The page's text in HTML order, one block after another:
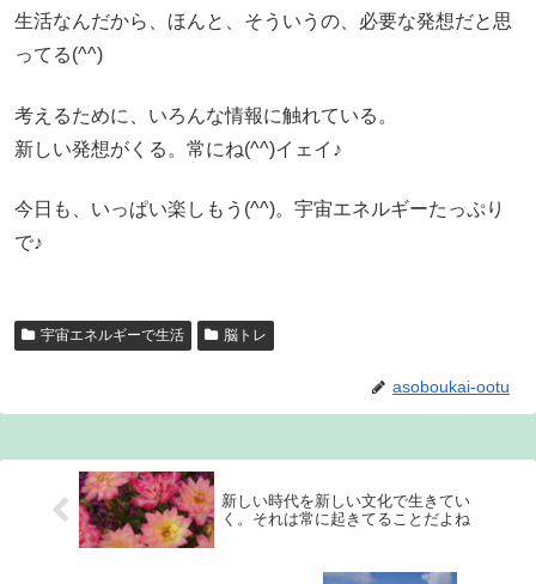
生活なんだから、ほんと、そういうの、必要な発想だと思
ってる(^^)
考えるために、いろんな情報に触れている。
新しい発想がくる。常にね(^^)イェイ♪
今日も、いっぱい楽しもう(^^)。宇宙エネルギーたっぷり
で♪
宇宙エネルギーで生活 脳トレ
asoboukai-ootu
新しい時代を新しい文化で生きてい
く。それは常に起きてることだよね